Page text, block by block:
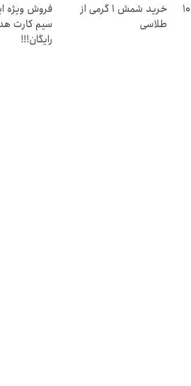
تا 100
خرید شمش 1 گرمی از
طلاسی
سیم کارت
رایگان!!!